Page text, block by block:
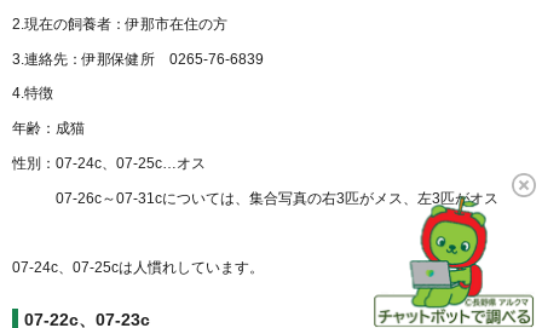
2.現在の飼養者：伊那市在住の方
3.連絡先：伊那保健所 0265-76-6839
4.特徴
年齢：成猫
性別：07-24c、07-25c…オス
07-26c～07-31cについては、集合写真の右3匹がメス、左3匹がオス
07-24c、07-25cは人慣れしています。
07-22c、07-23c